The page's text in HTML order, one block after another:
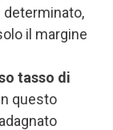
determinato,
il margine
tasso di
questo